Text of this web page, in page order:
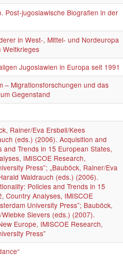
Post-jugoslawische Biografien in der
in West-, Mittel- und Nordeuropa
Weltkrieges
Jugoslawien in Europa seit 1991
– Migrationsforschungen und das
Gegenstand
Rainer/Eva Ersbøll/Kees
(eds.) (2006). Acquisition and
and Trends in 15 European States,
IMISCOE Research,
Press”; „Bauböck, Rainer/Eva
Waldrauch (eds.) (2006).
Policies and Trends in 15
Country Analyses, IMISCOE
University Press”; Bauböck,
Sievers (eds.) (2007).
Europe, IMISCOE Research,
Press”